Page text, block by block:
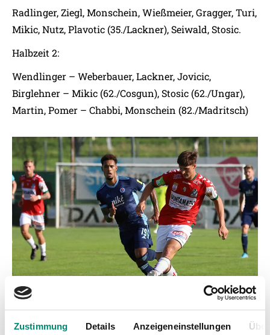
Zustimmung Details Anzeigeneinstellungen
Radlinger, Ziegl, Monschein, Wießmeier, Gragger, Turi,
Mikic, Nutz, Plavotic (35./Lackner), Seiwald, Stosic.
Halbzeit 2:
Wendlinger – Weberbauer, Lackner, Jovicic,
Birglehner – Mikic (62./Cosgun), Stosic (62./Ungar),
Martin, Pomer – Chabbi, Monschein (82./Madritsch)